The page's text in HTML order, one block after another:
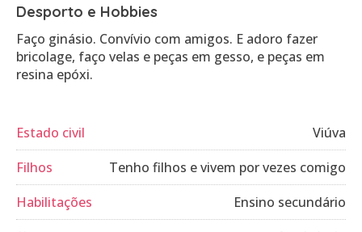
Desporto e Hobbies
Faço ginásio. Convívio com amigos. E adoro fazer
bricolage, faço velas e peças em gesso, e peças em
Estado civil
Viúva
Filhos
Tenho filhos e vivem por vezes comigo
Habilitações
Ensino secundário